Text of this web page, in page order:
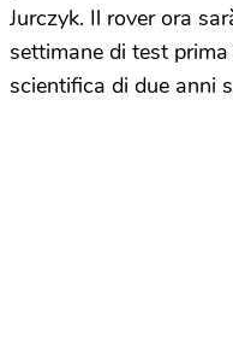
Jurczyk. Il rover ora
settimane di test
scientifica di due anni